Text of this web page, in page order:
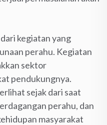
kegiatan yang
perahu. Kegiatan
sektor
pendukungnya.
sejak dari saat
perahu, dan
masyarakat